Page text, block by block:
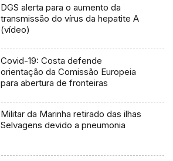
DGS alerta para o aumento da
transmissão do vírus da hepatite A
(vídeo)
Covid-19: Costa defende
orientação da Comissão Europeia
para abertura de fronteiras
Militar da Marinha retirado das ilhas
Selvagens devido a pneumonia